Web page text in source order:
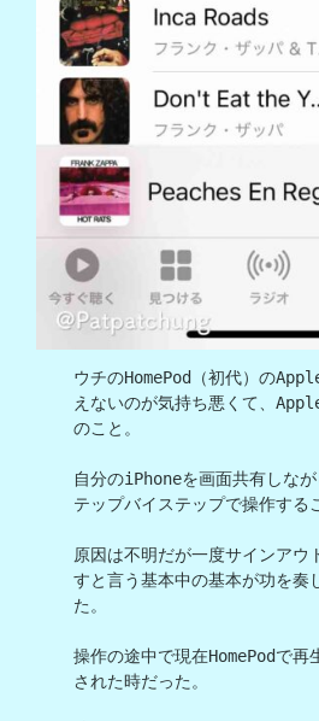
ウチのHomePod（初代）の
えないのが気持ち悪くて、
のこと。
自分のiPhoneを画面共有しなが
テップバイステップで操作する
原因は不明だが一度サインアウ
すと言う基本中の基本が功を奏
た。
操作の途中で現在HomePodで再
された時だった。